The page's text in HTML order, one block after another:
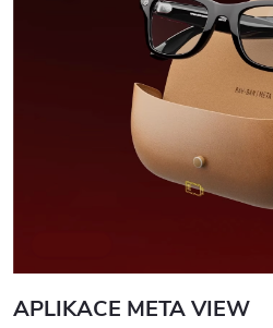
APLIKACE META VIEW